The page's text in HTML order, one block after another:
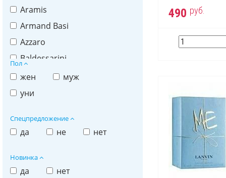
Aramis
Armand Basi
Azzaro
Baldessarini
Burberry
Bvlgari
Calvin Klein
Carolina Herrera
Cartier
Cerutti
Пол
жен
муж
уни
Спецпредложение
да не нет
Новинка
да нет
490 руб.